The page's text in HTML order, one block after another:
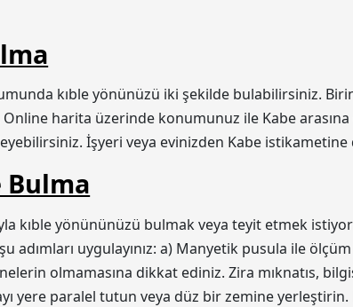
kıble yönünüzü iki şekilde bulabilirsiniz.
Online harita üzerinde konumunuz ile Kabe
İşyeri veya evinizden Kabe istikametine
Bulma
kıble yönününüzü bulmak veya teyit etmek
adımları uygulayınız: a) Manyetik pusula ile
olmamasına dikkat ediniz. Zira mıknatıs,
yere paralel tutun veya düz bir zemine